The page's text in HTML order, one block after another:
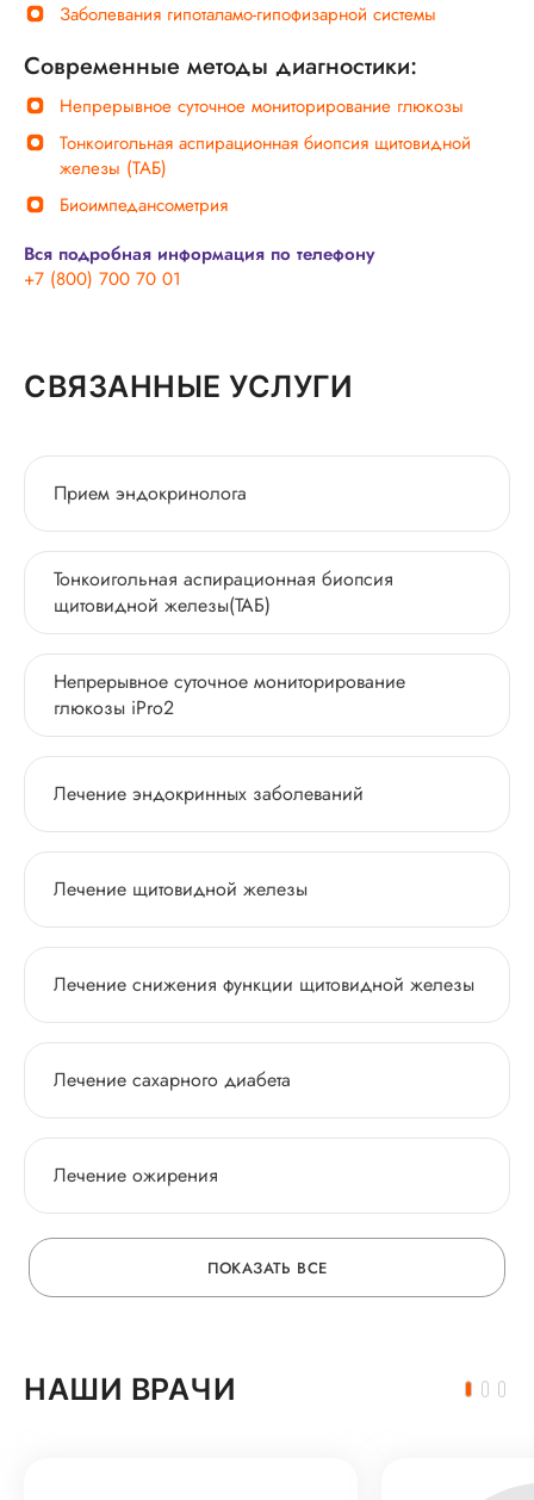
Заболевания гипоталамо-гипофизарной системы
Современные методы диагностики:
Непрерывное суточное мониторирование глюкозы
Тонкоигольная аспирационная биопсия щитовидной
железы (ТАБ)
Биоимпедансометрия
Вся подробная информация по телефону
+7 (800) 700 70 01
СВЯЗАННЫЕ УСЛУГИ
Прием эндокринолога
Тонкоигольная аспирационная биопсия
щитовидной железы(ТАБ)
Непрерывное суточное мониторирование
глюкозы iPro2
Лечение эндокринных заболеваний
Лечение щитовидной железы
Лечение снижения функции щитовидной железы
Лечение сахарного диабета
Лечение ожирения
ПОКАЗАТЬ ВСЕ
НАШИ ВРАЧИ